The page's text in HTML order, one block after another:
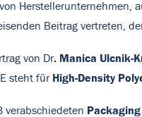
Herstellerunternehmen,
Beitrag vertreten,
von Dr. Manica Ulcnik-
steht für High-Density
verabschiedeten